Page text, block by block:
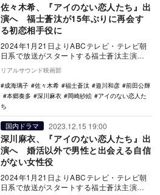
佐々木希、『アイのない恋人たち』出
演へ 福士蒼汰が15年ぶりに再会す
る初恋相手役に
2024年1月21日よりABCテレビ・テレビ朝
日系で放送がスタートする福士蒼汰主演ド
ラマ『アイのない恋人たち』に佐々木希が
出演す…
リアルサウンド映画部
成海璃子
佐々木希 福士蒼汰 遊川和彦
前田公輝
本郷奏多
深川麻衣 岡崎紗絵
アイのない恋人た
ち
国内ドラマ 2023.12.15 19:00
深川麻衣、『アイのない恋人たち』出
演へ 婚活以外で男性と出会える自信
がない女性役
2024年1月21日よりABCテレビ・テレビ朝
日系で放送がスタートする福士蒼汰主演ド